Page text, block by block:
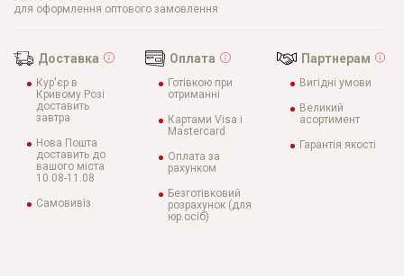
для оформлення оптового замовлення
Доставка
Кур'єр в
Кривому Розі
доставить
завтра
Нова Пошта
доставить до
вашого міста
10.08-11.08
Самовивіз
Оплата
Готівкою при
отриманні
Картами Visa і
Mastercard
Оплата за
рахунком
Безготівковий
розрахунок (для
юр.осіб)
Партнерам
Вигідні умови
Великий
асортимент
Гарантія якості